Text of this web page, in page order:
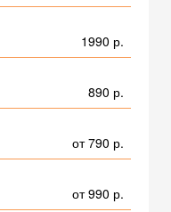
1990 р.
890 р.
от 790 р.
от 990 р.